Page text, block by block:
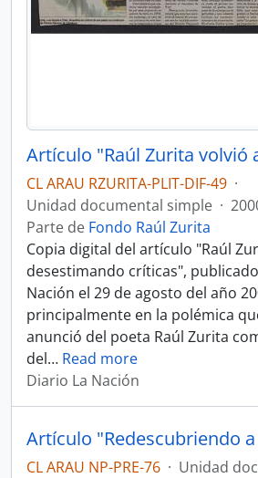
CL ARAU RZURITA-PLIT-DIF-49 ·
Unidad documental simple ·
Parte de Fondo Raúl Zurita
Copia digital del artículo "Raúl
desestimando críticas",
Nación el 29 de agosto del año
principalmente en la polémica
anunció del poeta Raúl Zurita
del… Read more
Diario La Nación
CL ARAU NP-PRE-76 · Unidad